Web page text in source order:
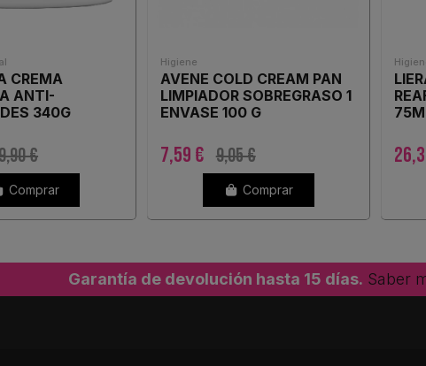
CREMA
ANTI-
340G
€
Comprar
Higiene
AVENE COLD CREAM PAN
LIMPIADOR SOBREGRASO 1
ENVASE 100 G
7,59 € 9,05 €
Comprar
Garantía de devolución hasta 15 días. Saber